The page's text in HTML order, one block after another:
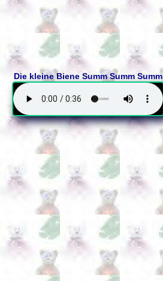
Die kleine Biene Summ Summ Summ